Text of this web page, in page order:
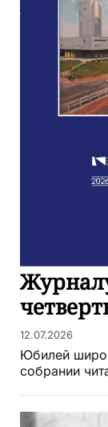
12.07.2026
Юбилей
собрании